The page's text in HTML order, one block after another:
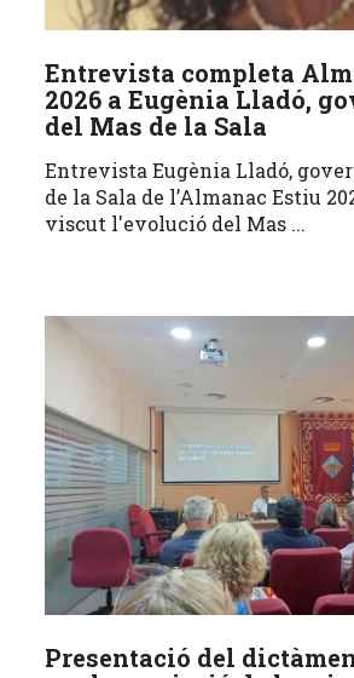
Entrevista completa
2026 a Eugènia Lladó,
del Mas de la Sala
Entrevista Eugènia Lladó,
de la Sala de l’Almanac Estiu
viscut l'evolució del Mas ...
Presentació del